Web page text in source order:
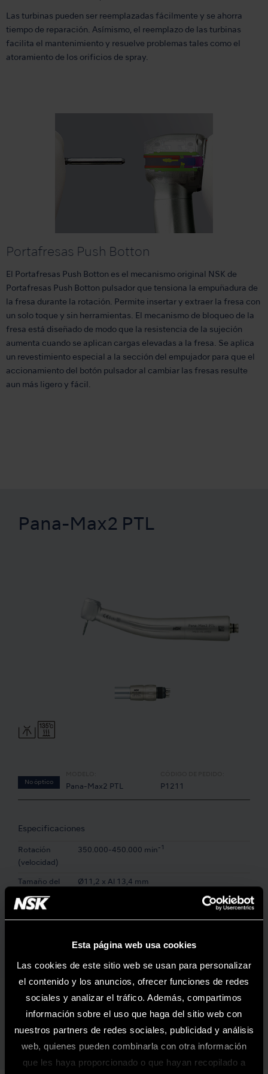
Esta página web usa cookies
Las cookies de este sitio web se usan para personalizar
el contenido y los anuncios, ofrecer funciones de redes
sociales y analizar el tráfico. Además, compartimos
información sobre el uso que haga del sitio web con
nuestros partners de redes sociales, publicidad y análisis
web, quienes pueden combinarla con otra información
que les haya proporcionado o que hayan recopilado a
Las turbinas pueden ser reemplazadas fácilmente y se ahorra
tiempo de reparación. Asímismo, el reemplazo de las turbinas
facilita el mantenimiento y resuelve problemas tales como el
atoramiento de los orificios de spray.
Portafresas Push Botton
El Portafresas Push Botton es el mecanismo original NSK de
Portafresas Push Botton pulsador que tensiona la empuñadura de
la fresa durante la rotación. Permite insertar y extraer la fresa con
un solo toque y sin herramientas. El mecanismo de bloqueo de la
fresa está diseñado de modo que la resistencia de la sujeción
aumenta cuando se aplican cargas elevadas a la fresa. Se aplica
un revestimiento especial a la sección del empujador para que el
accionamiento del botón pulsador al cambiar las fresas resulte
aun más ligero y fácil.
Pana-Max2 PTL
No óptico
Pana-Max2 PTL P1211
Especificaciones
Rotación
(velocidad)
350.000-450.000 min -1
Tamaño del
Cabezal
Ø11,2 x Al 13,4 mm
Características